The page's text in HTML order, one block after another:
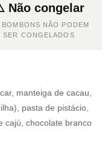
Não congelar
BOMBONS NÃO PODEM
SER CONGELADOS
manteiga de cacau,
pasta de pistácio,
cajú, chocolate branco